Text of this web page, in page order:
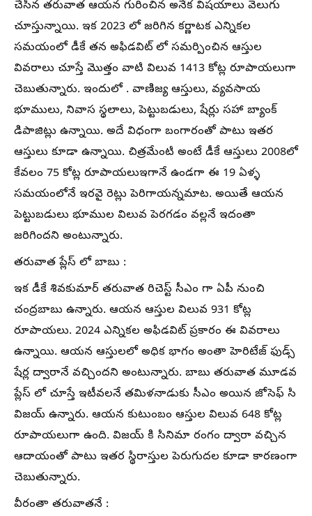
చేసిన తరువాత ఆయన గురించిన అనేక విషయాలు వెలుగు
చూస్తున్నాయి. ఇక 2023 లో జరిగిన కర్ణాటక ఎన్నికల
సమయంలో డీకే తన అఫిడవిట్ లో సమర్పించిన ఆస్తుల
వివరాలు చూస్తే మొత్తం వాటి విలువ 1413 కోట్ల రూపాయలుగా
చెబుతున్నారు. ఇందులో . వాణిజ్య ఆస్తులు, వ్యవసాయ
భూములు, నివాస స్థలాలు, పెట్టుబడులు, షేర్లు సహా బ్యాంక్
డిపాజిట్లు ఉన్నాయి. అదే విధంగా బంగారంతో పాటు ఇతర
ఆస్తులు కూడా ఉన్నాయి. చిత్రమేంటి అంటే డీకే ఆస్తులు 2008లో
కేవలం 75 కోట్ల రూపాయలుఇగానే ఉండగా ఈ 19 ఏళ్ళ
సమయంలోనే ఇరవై రెట్లు పెరిగాయన్నమాట. అయితే ఆయన
పెట్టుబడులు భూముల విలువ పెరగడం వల్లనే ఇదంతా
జరిగిందని అంటున్నారు.
తరువాత ప్లేస్ లో బాబు :
ఇక డీకే శివకుమార్ తరువాత రిచెస్ట్ సీఎం గా ఏపీ నుంచి
చంద్రబాబు ఉన్నారు. ఆయన ఆస్తుల విలువ 931 కోట్ల
రూపాయలు. 2024 ఎన్నికల అఫిడవిట్ ప్రకారం ఈ వివరాలు
ఉన్నాయి. ఆయన ఆస్తులలో అధిక భాగం అంతా హెరిటేజ్ ఫుడ్స్
షేర్ల ద్వారానే వచ్చిందని అంటున్నారు. బాబు తరువాత మూడవ
ప్లేస్ లో చూస్తే ఇటీవలనే తమిళనాడుకు సీఎం అయిన జోసెఫ్ సి
విజయ్ ఉన్నారు. ఆయన కుటుంబం ఆస్తుల విలువ 648 కోట్ల
రూపాయలుగా ఉంది. విజయ్ కి సినిమా రంగం ద్వారా వచ్చిన
ఆదాయంతో పాటు ఇతర స్థిరాస్తుల పెరుగుదల కూడా కారణంగా
చెబుతున్నారు.
వీరంతా తరువాతనే :